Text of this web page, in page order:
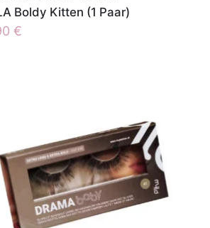
Boldy Kitten (1 Paar)
€